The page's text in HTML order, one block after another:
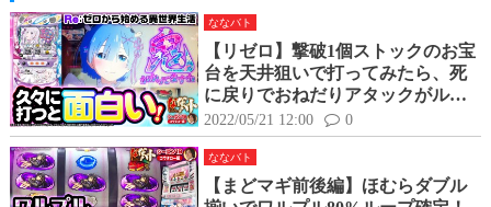
ななバト
【リゼロ】撃破1個ストックのお宝
台を天井狙いで打ってみたら、死
に戻りでおねだりアタックがルー
プ！？
2022/05/21 12:00 0
ななバト
【まどマギ前後編】ほむらダブル